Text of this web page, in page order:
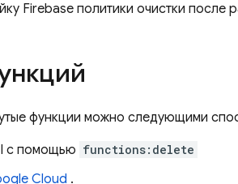
Firebase политики очистки после
функции можно следующими
с помощью functions:delete
Cloud .